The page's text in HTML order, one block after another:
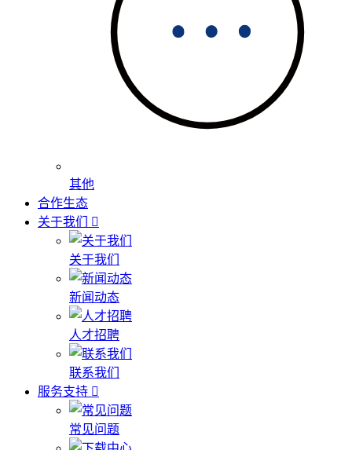
其他
合作生态
关于我们
关于我们
新闻动态
人才招聘
联系我们
服务支持
常见问题